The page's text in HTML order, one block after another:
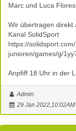
Marc und Luca Flores
Wir übertragen direkt
Kanal SolidSport
https://
junioren/games/g/
Anpfiff 18 Uhr in der
Admin
29 Jan 2022,10:02AM